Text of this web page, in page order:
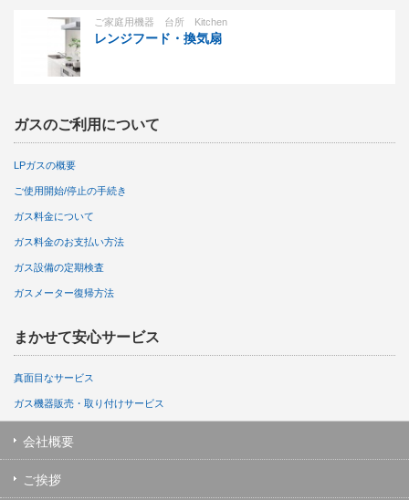
ご家庭用機器 台所 Kitchen
レンジフード・換気扇
ガスのご利用について
LPガスの概要
ご使用開始/停止の手続き
ガス料金について
ガス料金のお支払い方法
ガス設備の定期検査
ガスメーター復帰方法
まかせて安心サービス
真面目なサービス
ガス機器販売・取り付けサービス
会社概要
ご挨拶